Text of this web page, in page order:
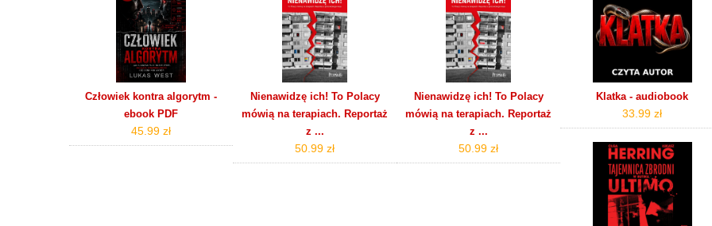
Człowiek kontra algorytm -
ebook PDF
45.99 zł
Nienawidzę ich! To Polacy
mówią na terapiach. Reportaż
z ...
50.99 zł
Nienawidzę ich! To Polacy
mówią na terapiach. Reportaż
z ...
50.99 zł
Klatka - audiobook
33.99 zł